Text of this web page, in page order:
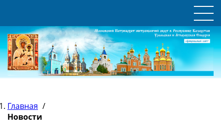
Главная /
Новости